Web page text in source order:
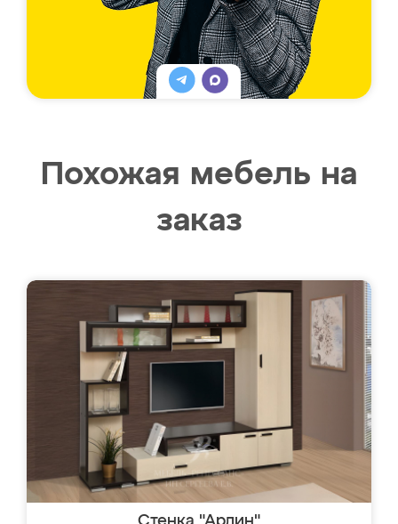
Похожая мебель на
заказ